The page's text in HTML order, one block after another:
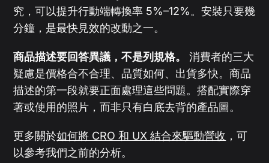
究，可以提升行動端轉換率 5%–12%。安裝只要幾
分鐘，是最快見效的改動之一。
商品描述要回答異議，不是列規格。
消費者的三大
疑慮是價格合不合理、品質如何、出貨多快。商品
描述的第一段就要正面處理這些問題。搭配實際穿
著或使用的照片，而非只有白底去背的產品圖。
更多關於如何將 CRO 和 UX 結合來驅動營收 ，可
以參考我們之前的分析。